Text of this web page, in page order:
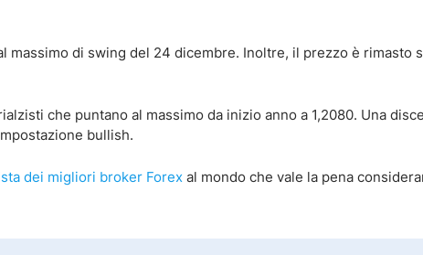
massimo di swing del 24 dicembre. Inoltre, il prezzo è rimasto
che puntano al massimo da inizio anno a 1,2080. Una
bullish.
dei migliori broker Forex al mondo che vale la pena